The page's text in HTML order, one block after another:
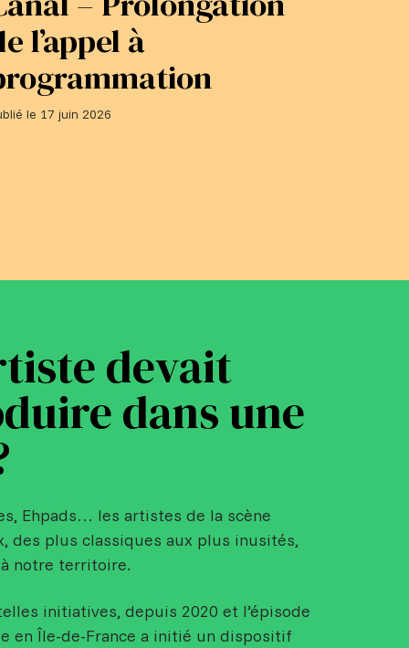
l’appel à
le 17 juin 2026
devait
dans une
Ehpads… les artistes de la scène
plus classiques aux plus inusités,
notre territoire.
initiatives, depuis 2020 et l’épisode
en Île-de-France a initié un dispositif